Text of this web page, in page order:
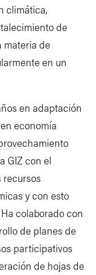
climática,
de
materia de
en un
en adaptación
economía
GIZ con el
recursos
y con esto
colaborado con
de planes de
participativos
de hojas de